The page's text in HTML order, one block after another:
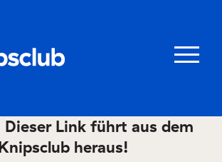
Menü
Link führt aus dem
heraus!